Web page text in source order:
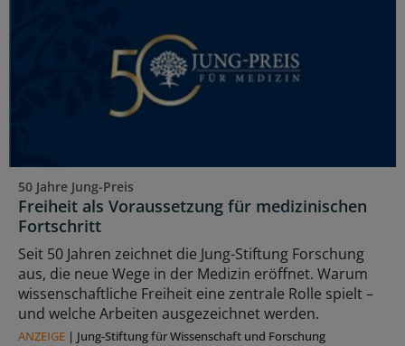
50 Jahre Jung-Preis
Freiheit als Voraussetzung für medizinischen
Fortschritt
Seit 50 Jahren zeichnet die Jung-Stiftung Forschung
aus, die neue Wege in der Medizin eröffnet. Warum
wissenschaftliche Freiheit eine zentrale Rolle spielt –
und welche Arbeiten ausgezeichnet werden.
ANZEIGE | Jung-Stiftung für Wissenschaft und Forschung